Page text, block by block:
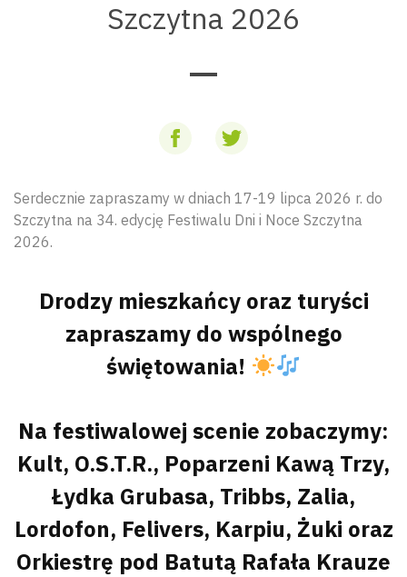
Szczytna 2026
Serdecznie zapraszamy w dniach 17-19 lipca 2026 r. do
Szczytna na 34. edycję Festiwalu Dni i Noce Szczytna
2026.
Drodzy mieszkańcy oraz turyści
zapraszamy do wspólnego
świętowania!
Na festiwalowej scenie zobaczymy:
Kult, O.S.T.R., Poparzeni Kawą Trzy,
Łydka Grubasa, Tribbs, Zalia,
Lordofon, Felivers, Karpiu, Żuki oraz
Orkiestrę pod Batutą Rafała Krauze